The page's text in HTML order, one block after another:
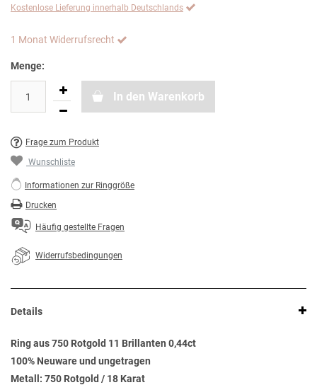
Kostenlose Lieferung innerhalb Deutschlands
1 Monat Widerrufsrecht
Menge:
In den Warenkorb
Frage zum Produkt
Wunschliste
Informationen zur Ringgröße
Drucken
Häufig gestellte Fragen
Widerrufsbedingungen
Details
Ring aus 750 Rotgold 11 Brillanten 0,44ct
100% Neuware und ungetragen
Metall: 750 Rotgold / 18 Karat